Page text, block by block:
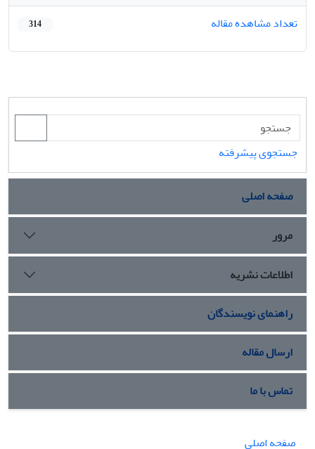
تعداد مشاهده مقاله
314
جستجوی پیشرفته
صفحه اصلی
مرور
اطلاعات نشریه
راهنمای نویسندگان
ارسال مقاله
تماس با ما
صفحه اصلی